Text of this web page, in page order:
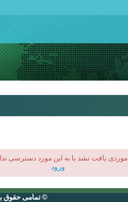
موردی يافت نشد یا به این مورد دسترسی
ورود
© تمامی حقوق